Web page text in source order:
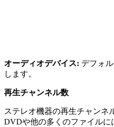
オーディオデバイス: デフォ
します。
再生チャンネル数
ステレオ機器の再生チャンネ
DVDや他の多くのファイルに